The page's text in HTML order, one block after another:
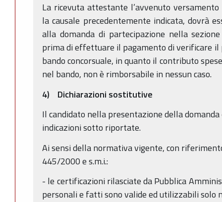
La ricevuta attestante l’avvenuto
la causale precedentemente indicata, dovrà
alla domanda di partecipazione nella
prima di effettuare il pagamento di verificare il
bando concorsuale, in quanto il contributo
nel bando, non è rimborsabile in nessun caso.
4) Dichiarazioni sostitutive
Il candidato nella presentazione della
indicazioni sotto riportate.
Ai sensi della normativa vigente, con
445/2000 e s.m.i.:
- le certificazioni rilasciate da Pubblica
personali e fatti sono valide ed utilizzabili